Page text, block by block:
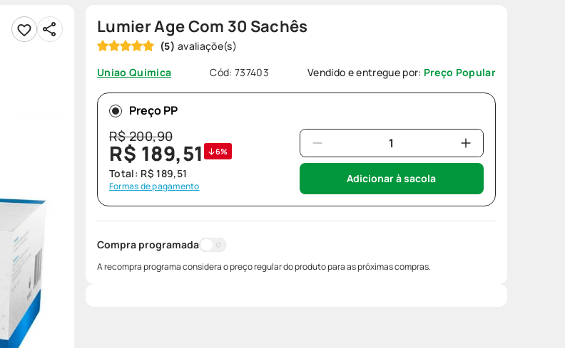
Lumier Age Com 30 Sachês
(5)
Uniao Quimica
Cód: 737403 Vendido e entregue por: Preço Popular
Preço PP
R$200,90
R$ 189,51 6%
Total: R$ 189,51
Formas de pagamento
Adicionar à sacola
Compra programada
A recompra programa considera o preço regular do produto para as próximas compras.